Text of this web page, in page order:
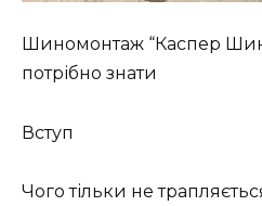
Шиномонтаж “Каспер
потрібно знати
Вступ
Чого тільки не